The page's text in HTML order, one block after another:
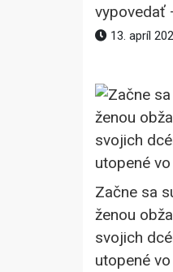
vypovedať
13. apríl
Začne sa
ženou
svojich
utopené vo